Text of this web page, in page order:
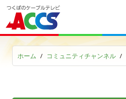
ホーム コミュニティチャンネル
サービス案内
サービスエリア